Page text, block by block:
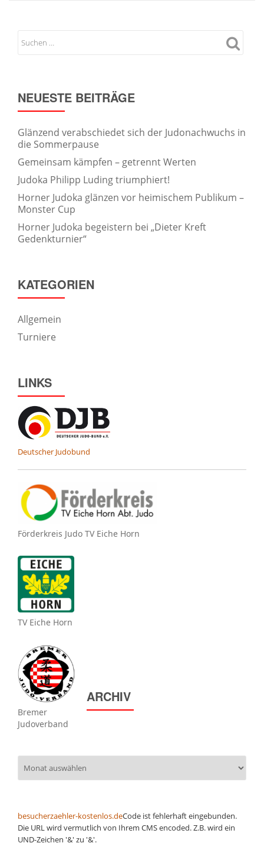
NEUESTE BEITRÄGE
Glänzend verabschiedet sich der Judonachwuchs in
die Sommerpause
Gemeinsam kämpfen – getrennt Werten
Judoka Philipp Luding triumphiert!
Horner Judoka glänzen vor heimischem Publikum –
Monster Cup
Horner Judoka begeistern bei „Dieter Kreft
Gedenkturnier“
KATEGORIEN
Allgemein
Turniere
LINKS
Deutscher Judobund
Förderkreis Judo TV Eiche Horn
TV Eiche Horn
Bremer
Judoverband
ARCHIV
besucherzaehler-kostenlos.deCode ist fehlerhaft eingebunden.
Die URL wird vermutlich von Ihrem CMS encoded. Z.B. wird ein
UND-Zeichen '&' zu '&'.